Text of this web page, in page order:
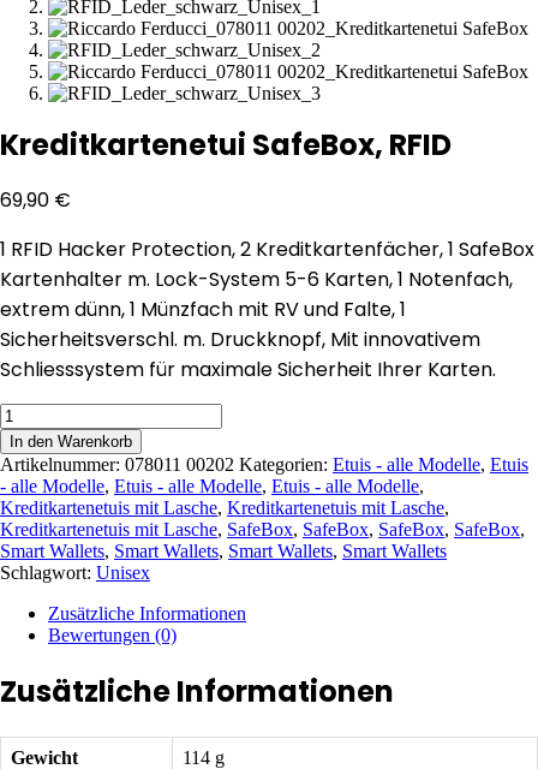
Kreditkartenetui SafeBox, RFID
69,90 €
1 RFID Hacker Protection, 2 Kreditkartenfächer, 1 SafeBox
Kartenhalter m. Lock-System 5-6 Karten, 1 Notenfach,
extrem dünn, 1 Münzfach mit RV und Falte, 1
Sicherheitsverschl. m. Druckknopf, Mit innovativem
Schliesssystem für maximale Sicherheit Ihrer Karten.
Kreditkartenetui
SafeBox,
RFID
Menge
In den Warenkorb
Artikelnummer: 078011 00202 Kategorien: Etuis - alle Modelle, Etuis
- alle Modelle, Etuis - alle Modelle, Etuis - alle Modelle,
Kreditkartenetuis mit Lasche, Kreditkartenetuis mit Lasche,
Kreditkartenetuis mit Lasche, SafeBox, SafeBox, SafeBox, SafeBox,
Smart Wallets, Smart Wallets, Smart Wallets, Smart Wallets
Schlagwort: Unisex
Zusätzliche Informationen
Bewertungen (0)
Zusätzliche Informationen
Gewicht 114 g